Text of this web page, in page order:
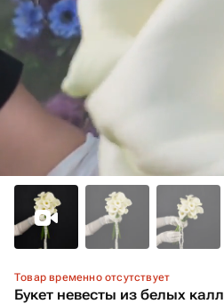
Товар временно отсутствует
Букет невесты из белых калл